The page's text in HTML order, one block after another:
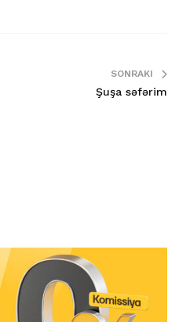
SONRAKI
Şuşa səfərim